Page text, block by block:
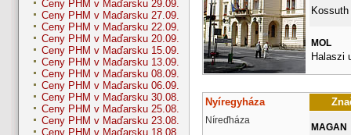
Ceny PHM v Maďarsku 29.09.
Ceny PHM v Maďarsku 27.09.
Ceny PHM v Maďarsku 22.09.
Ceny PHM v Maďarsku 20.09.
Ceny PHM v Maďarsku 15.09.
Ceny PHM v Maďarsku 13.09.
Ceny PHM v Maďarsku 08.09.
Ceny PHM v Maďarsku 06.09.
Ceny PHM v Maďarsku 30.08.
Ceny PHM v Maďarsku 25.08.
Ceny PHM v Maďarsku 23.08.
Ceny PHM v Maďarsku 18.08.
MOL
Halaszi
Nyíregyháza
Níreďháza
MAGAN